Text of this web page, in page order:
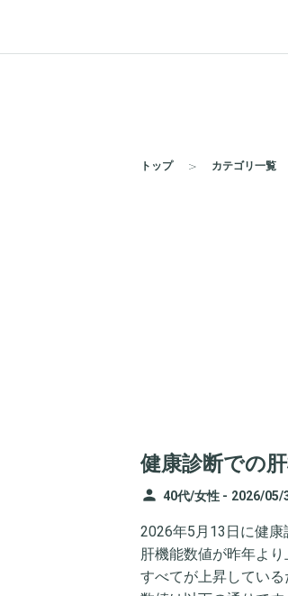
トップ カテゴリ一覧
健康診断での
person 40代/女性 - 2026/05/
2026年5月13日に健康
肝機能数値が昨年よ
すべてが上昇している